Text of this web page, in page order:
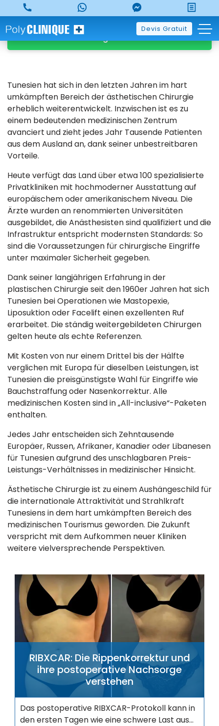
to
content
Devis Gratuit
Klicken Sie für ein kostenloses Whatsapp-
Angebot
Tunesien hat sich in den letzten Jahren im hart
umkämpften Bereich der ästhetischen Chirurgie
erheblich weiterentwickelt. Inzwischen ist es zu
einem bedeutenden medizinischen Zentrum
avanciert und zieht jedes Jahr Tausende Patienten
aus dem Ausland an, dank seiner unbestreitbaren
Vorteile.
Heute verfügt das Land über etwa 100 spezialisierte
Privatkliniken mit hochmoderner Ausstattung auf
europäischem oder amerikanischem Niveau. Die
Ärzte wurden an renommierten Universitäten
ausgebildet, die Anästhesisten sind qualifiziert und die
Infrastruktur entspricht modernsten Standards: So
sind die Voraussetzungen für chirurgische Eingriffe
unter maximaler Sicherheit gegeben.
Dank seiner langjährigen Erfahrung in der
plastischen Chirurgie seit den 1960er Jahren hat sich
Tunesien bei Operationen wie Mastopexie,
Liposuktion oder Facelift einen exzellenten Ruf
erarbeitet. Die ständig weitergebildeten Chirurgen
gelten heute als echte Referenzen.
Mit Kosten von nur einem Drittel bis der Hälfte
verglichen mit Europa für dieselben Leistungen, ist
Tunesien die preisgünstigste Wahl für Eingriffe wie
Bauchstraffung oder Nasenkorrektur. Alle
medizinischen Kosten sind in „All-inclusive“-Paketen
enthalten.
Jedes Jahr entscheiden sich Zehntausende
Europäer, Russen, Afrikaner, Kanadier oder Libanesen
für Tunesien aufgrund des unschlagbaren Preis-
Leistungs-Verhältnisses in medizinischer Hinsicht.
Ästhetische Chirurgie ist zu einem Aushängeschild für
die internationale Attraktivität und Strahlkraft
Tunesiens in dem hart umkämpften Bereich des
medizinischen Tourismus geworden. Die Zukunft
verspricht mit dem Aufkommen neuer Kliniken
weitere vielversprechende Perspektiven.
RIBXCAR: Die Rippenkorrektur und
ihre postoperative Nachsorge
verstehen
Das postoperative RIBXCAR-Protokoll kann in
den ersten Tagen wie eine schwere Last aus...